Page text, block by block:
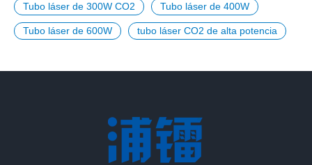
Tubo láser de 300W CO2 Tubo láser de 400W
Tubo láser de 600W tubo láser CO2 de alta potencia